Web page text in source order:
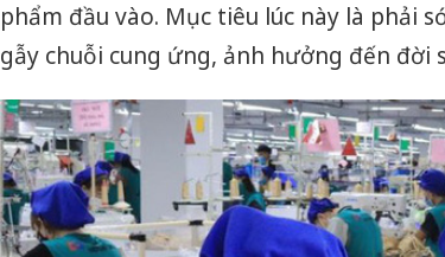
phẩm đầu vào. Mục tiêu lúc này là phải
gẫy chuỗi cung ứng, ảnh hưởng đến đời